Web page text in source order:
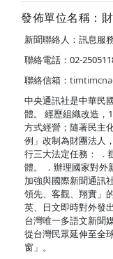
發佈單位名稱：
新聞聯絡人：訊息服
聯絡電話：02-
聯絡信箱：
中央通訊社是中華民
體。 經歷組織改造，
方式經營；隨著民主
例」改制為財團法人
行三大法定任務： ．
體。 ．辦理國家對外
加強與國際新聞通訊
領先、客觀、翔實」
英、日文即時對外發
台灣唯一多語文新聞
從台灣民眾延伸至全
窗」。